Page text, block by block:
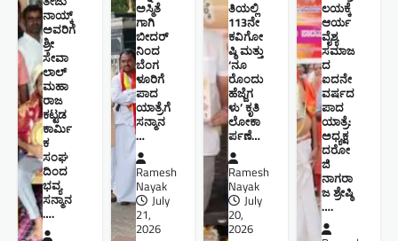
ನಾಯ್ಕ್
ಅವರಿಗೆ
ಶ್ರೀ
ಸೇವಾ
ಲಾಲ್
ಮಹಾ
ರಾಜ
ಕಟ್ಟಡ
ಕಾರ್ಮಿ
ಕ
ಸಂಘ
ದಿಂದ
ಭವ್ಯ
ಸನ್ಮಾನ
….
ಅಸ್ಮಿತೆ
ಗಾಗಿ
ಬೀದರ್
ನಿಂದ
ಬೆಂಗ
ಳೂರಿಗೆ
ಪಾದ
ಯಾತ್ರೆಗೆ
ಸನ್ಮಾನ
…
Ramesh
Nayak
July
21,
2026
ತಿಯಲ್ಲಿ
113ನೇ
ಕವಿಗೋ
ಷ್ಠಿ ಮತ್ತು
‘ನೂ
ರೊಂದು
ಹೆಜ್ಜೆಗ
ಳು’ ಕೃತಿ
ಲೋಕಾ
ರ್ಪಣೆ…
Ramesh
Nayak
July
20,
2026
ಲಯಕ್ಕೆ
ಆರ್ಯ
ವೈಶ್ಯ
ಸಮಾಜ
ದ
ಐದನೇ
ವರ್ಷದ
ಪಾದ
ಯಾತ್ರೆ:
ಅಧ್ಯಕ್ಷ
ದರೋ
ಜಿ
ನಾಗರಾ
ಜ ಶ್ರೇಷ್ಠಿ ​
….